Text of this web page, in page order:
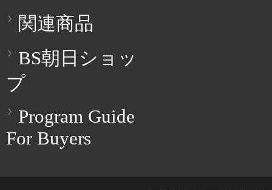
関連商品
BS朝日ショッ
プ
Program Guide
For Buyers